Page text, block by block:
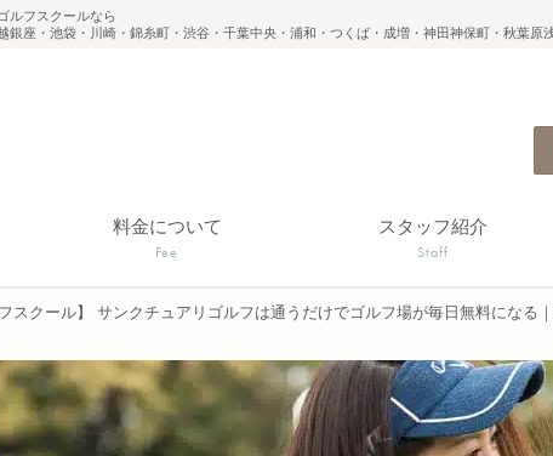
ルフスクールなら
座・池袋・川崎・錦糸町・渋谷・千葉中央・浦和・つくば・成増・神田神保町・秋葉原
料金について
Fee
スタッフ紹介
Staff
フスクール】 サンクチュアリゴルフは通うだけでゴルフ場が毎日無料になる